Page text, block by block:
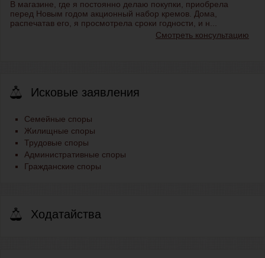
В магазине, где я постоянно делаю покупки, приобрела
перед Новым годом акционный набор кремов. Дома,
распечатав его, я просмотрела сроки годности, и н...
Смотреть консультацию
Исковые заявления
Семейные споры
Жилищные споры
Трудовые споры
Административные споры
Гражданские споры
Ходатайства